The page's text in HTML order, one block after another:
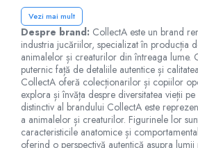
IQ puzzle
Jucarii bebelusi
Jucarii de baie
Zornaitoare
Jucarii dentitie
Jucarii senzoriale
Jucarii motrice pentru bebelusi
Saltele de activitati pentru bebe
Imaginile disponibile au caracter orientativ si
tonul si intensitatea culorii din pozele
de ecranul de pe care se vizualizeaza
Vezi mai mult
Despre brand: CollectA este un brand
industria jucăriilor, specializat în producția
animalelor și creaturilor din întreaga lume.
puternic față de detaliile autentice și
CollectA oferă colecționarilor și copiilor
explora și învăța despre diversitatea vieții
distinctiv al brandului CollectA este
a animalelor și creaturilor. Figurinele lor
caracteristicile anatomice și
oferind o perspectivă autentică asupra lumii